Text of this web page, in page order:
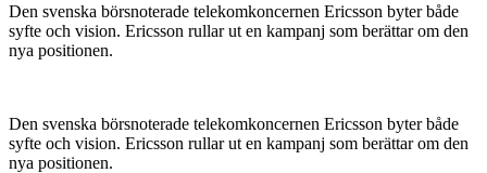
Den svenska börsnoterade telekomkoncernen Ericsson byter både
syfte och vision. Ericsson rullar ut en kampanj som berättar om den
nya positionen.
Den svenska börsnoterade telekomkoncernen Ericsson byter både
syfte och vision. Ericsson rullar ut en kampanj som berättar om den
nya positionen.